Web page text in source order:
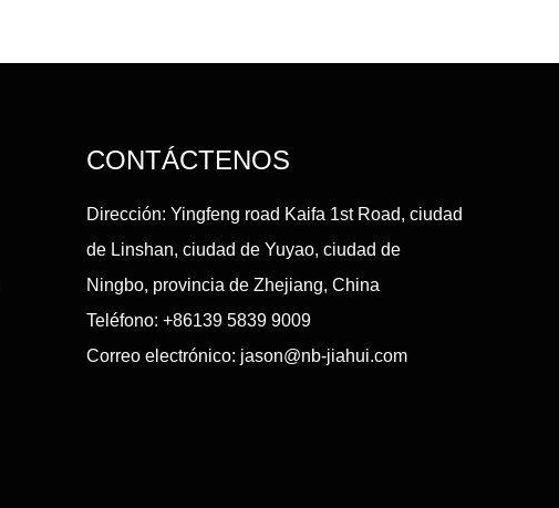
CONTÁCTENOS
Dirección: Yingfeng road Kaifa 1st Road, ciudad
de Linshan, ciudad de Yuyao, ciudad de
Ningbo, provincia de Zhejiang, China
Teléfono: +86139 5839 9009
Correo electrónico: jason@nb-jiahui.com